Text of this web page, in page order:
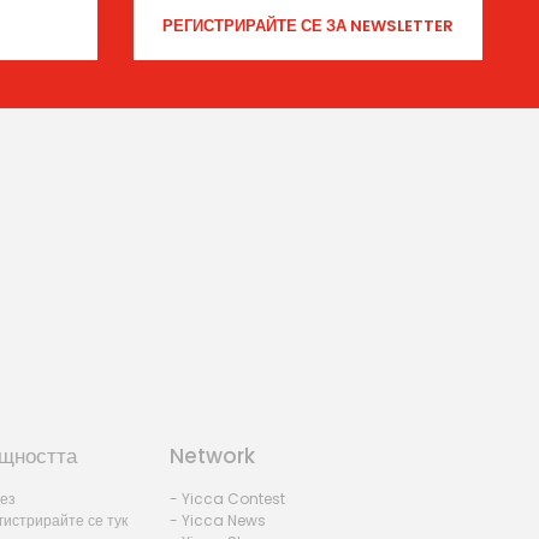
се тук
Network
- Yicca Contest
- Yicca News